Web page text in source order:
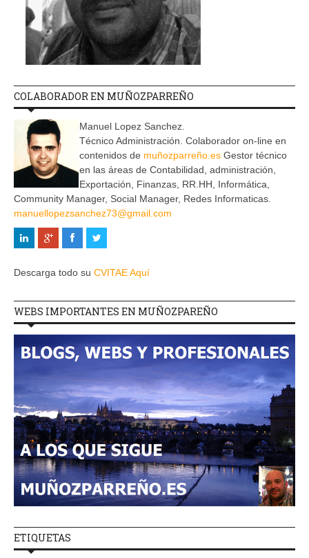
COLABORADOR EN MUÑOZPARREÑO
Manuel Lopez Sanchez.
Técnico Administración. Colaborador on-line en
contenidos de muñozparreño.es Gestor técnico
en las áreas de Contabilidad, administración,
Exportación, Finanzas, RR.HH, Informática,
Community Manager, Social Manager, Redes Informaticas.
manuellopezsanchez73@gmail.com
Descarga todo su CVITAE Aquí
WEBS IMPORTANTES EN MUÑOZPAREÑO
ETIQUETAS